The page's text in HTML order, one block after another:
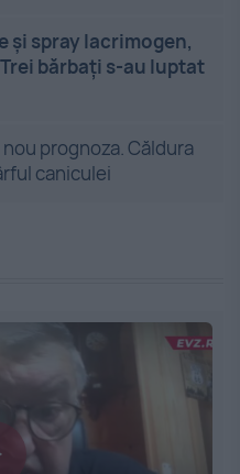
și spray lacrimogen,
bărbați s-au luptat
prognoza. Căldura
caniculei